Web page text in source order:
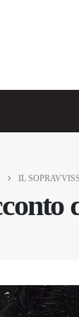
IL